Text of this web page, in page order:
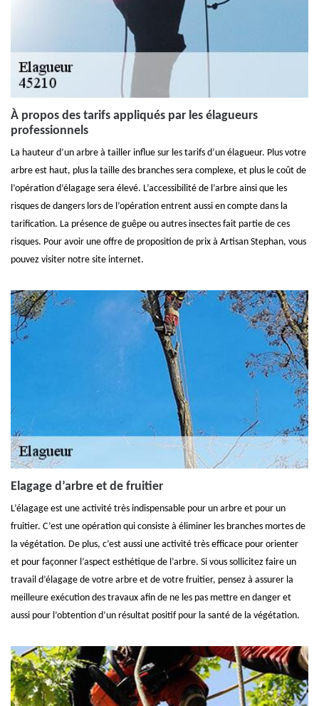
À propos des tarifs appliqués par les élagueurs
professionnels
La hauteur d’un arbre à tailler influe sur les tarifs d’un élagueur. Plus votre
arbre est haut, plus la taille des branches sera complexe, et plus le coût de
l’opération d’élagage sera élevé. L’accessibilité de l’arbre ainsi que les
risques de dangers lors de l’opération entrent aussi en compte dans la
tarification. La présence de guêpe ou autres insectes fait partie de ces
risques. Pour avoir une offre de proposition de prix à Artisan Stephan, vous
pouvez visiter notre site internet.
Elagage d’arbre et de fruitier
L’élagage est une activité très indispensable pour un arbre et pour un
fruitier. C’est une opération qui consiste à éliminer les branches mortes de
la végétation. De plus, c’est aussi une activité très efficace pour orienter
et pour façonner l’aspect esthétique de l’arbre. Si vous sollicitez faire un
travail d’élagage de votre arbre et de votre fruitier, pensez à assurer la
meilleure exécution des travaux afin de ne les pas mettre en danger et
aussi pour l’obtention d’un résultat positif pour la santé de la végétation.